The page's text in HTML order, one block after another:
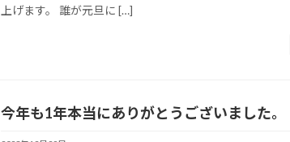
上げます。 誰が元旦に […]
今年も1年本当にありがとうございました。